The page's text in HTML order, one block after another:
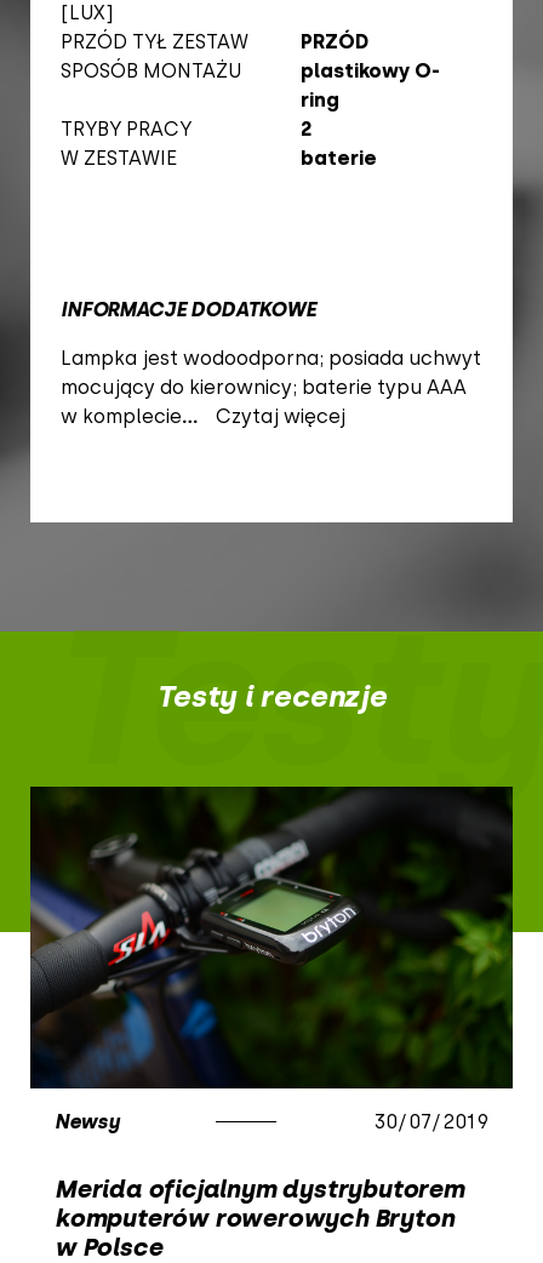
[LUX]
PRZÓD TYŁ ZESTAW
PRZÓD
SPOSÓB MONTAŻU
plastikowy O-
ring
TRYBY PRACY
2
W ZESTAWIE
baterie
INFORMACJE DODATKOWE
Lampka jest wodoodporna; posiada uchwyt
mocujący do kierownicy; baterie typu AAA
w komplecie... Czytaj więcej
Testy
Testy i recenzje
Newsy 30/07/2019
Merida oficjalnym dystrybutorem
komputerów rowerowych Bryton
w Polsce